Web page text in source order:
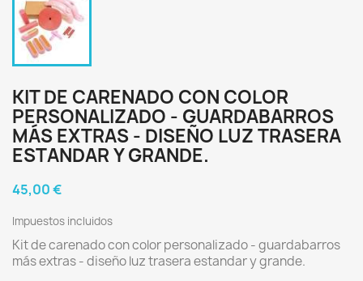
KIT DE CARENADO CON COLOR
PERSONALIZADO - GUARDABARROS
MÁS EXTRAS - DISEÑO LUZ TRASERA
ESTANDAR Y GRANDE.
45,00 €
Impuestos incluidos
Kit de carenado con color personalizado - guardabarros
más extras - diseño luz trasera estandar y grande.